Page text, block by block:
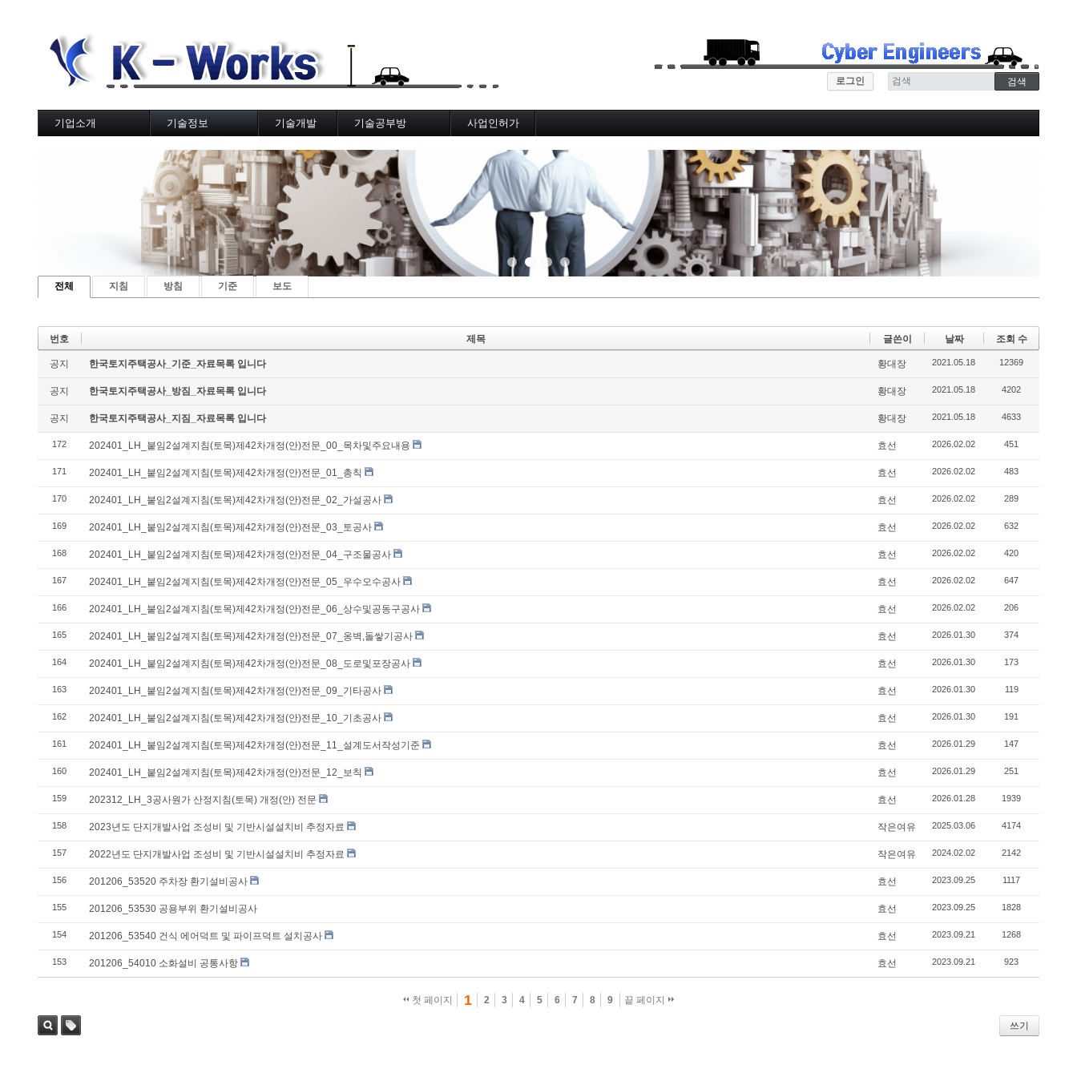
로그인
기업소개 기술정보
한국도로공사
한국토지주택공사
지방자치단체
국책연구원
기술개발 기술공부방
도로기술사
AI_기술_게시판
AI_노선분석보고서
사업인허가
전체 지침 방침 기준 보도
번호 제목 글쓴이 날짜 조회 수
공지 한국토지주택공사_기준_자료목록 입니다 황대장 2021.05.18 12369
공지 한국토지주택공사_방짐_자료목록 입니다 황대장 2021.05.18 4202
공지 한국토지주택공사_지짐_자료목록 입니다 황대장 2021.05.18 4633
172 202401_LH_붙임2설계지침(토목)제42차개정(안)전문_00_목차및주요내용 효선 2026.02.02 451
171 202401_LH_붙임2설계지침(토목)제42차개정(안)전문_01_총칙 효선 2026.02.02 483
170 202401_LH_붙임2설계지침(토목)제42차개정(안)전문_02_가설공사 효선 2026.02.02 289
169 202401_LH_붙임2설계지침(토목)제42차개정(안)전문_03_토공사 효선 2026.02.02 632
168 202401_LH_붙임2설계지침(토목)제42차개정(안)전문_04_구조물공사 효선 2026.02.02 420
167 202401_LH_붙임2설계지침(토목)제42차개정(안)전문_05_우수오수공사 효선 2026.02.02 647
166 202401_LH_붙임2설계지침(토목)제42차개정(안)전문_06_상수및공동구공사 효선 2026.02.02 206
165 202401_LH_붙임2설계지침(토목)제42차개정(안)전문_07_옹벽,돌쌓기공사 효선 2026.01.30 374
164 202401_LH_붙임2설계지침(토목)제42차개정(안)전문_08_도로및포장공사 효선 2026.01.30 173
163 202401_LH_붙임2설계지침(토목)제42차개정(안)전문_09_기타공사 효선 2026.01.30 119
162 202401_LH_붙임2설계지침(토목)제42차개정(안)전문_10_기초공사 효선 2026.01.30 191
161 202401_LH_붙임2설계지침(토목)제42차개정(안)전문_11_설계도서작성기준 효선 2026.01.29 147
160 202401_LH_붙임2설계지침(토목)제42차개정(안)전문_12_보칙 효선 2026.01.29 251
159 202312_LH_3공사원가 산정지침(토목) 개정(안) 전문 효선 2026.01.28 1939
158 2023년도 단지개발사업 조성비 및 기반시설설치비 추정자료 작은여유 2025.03.06 4174
157 2022년도 단지개발사업 조성비 및 기반시설설치비 추정자료 작은여유 2024.02.02 2142
156 201206_53520 주차장 환기설비공사 효선 2023.09.25 1117
155 201206_53530 공용부위 환기설비공사 효선 2023.09.25 1828
154 201206_53540 건식 에어덕트 및 파이프덕트 설치공사 효선 2023.09.21 1268
153 201206_54010 소화설비 공통사항 효선 2023.09.21 923
첫 페이지 1 2 3 4 5 6 7 8 9 끝 페이지
쓰기